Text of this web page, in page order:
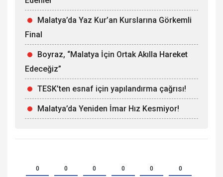
Malatya’da Yaz Kur’an Kurslarına Görkemli
Final
Boyraz, “Malatya İçin Ortak Akılla Hareket
Edeceğiz”
TESK’ten esnaf için yapılandırma çağrısı!
Malatya’da Yeniden İmar Hız Kesmiyor!
0 0 0 0 0 0